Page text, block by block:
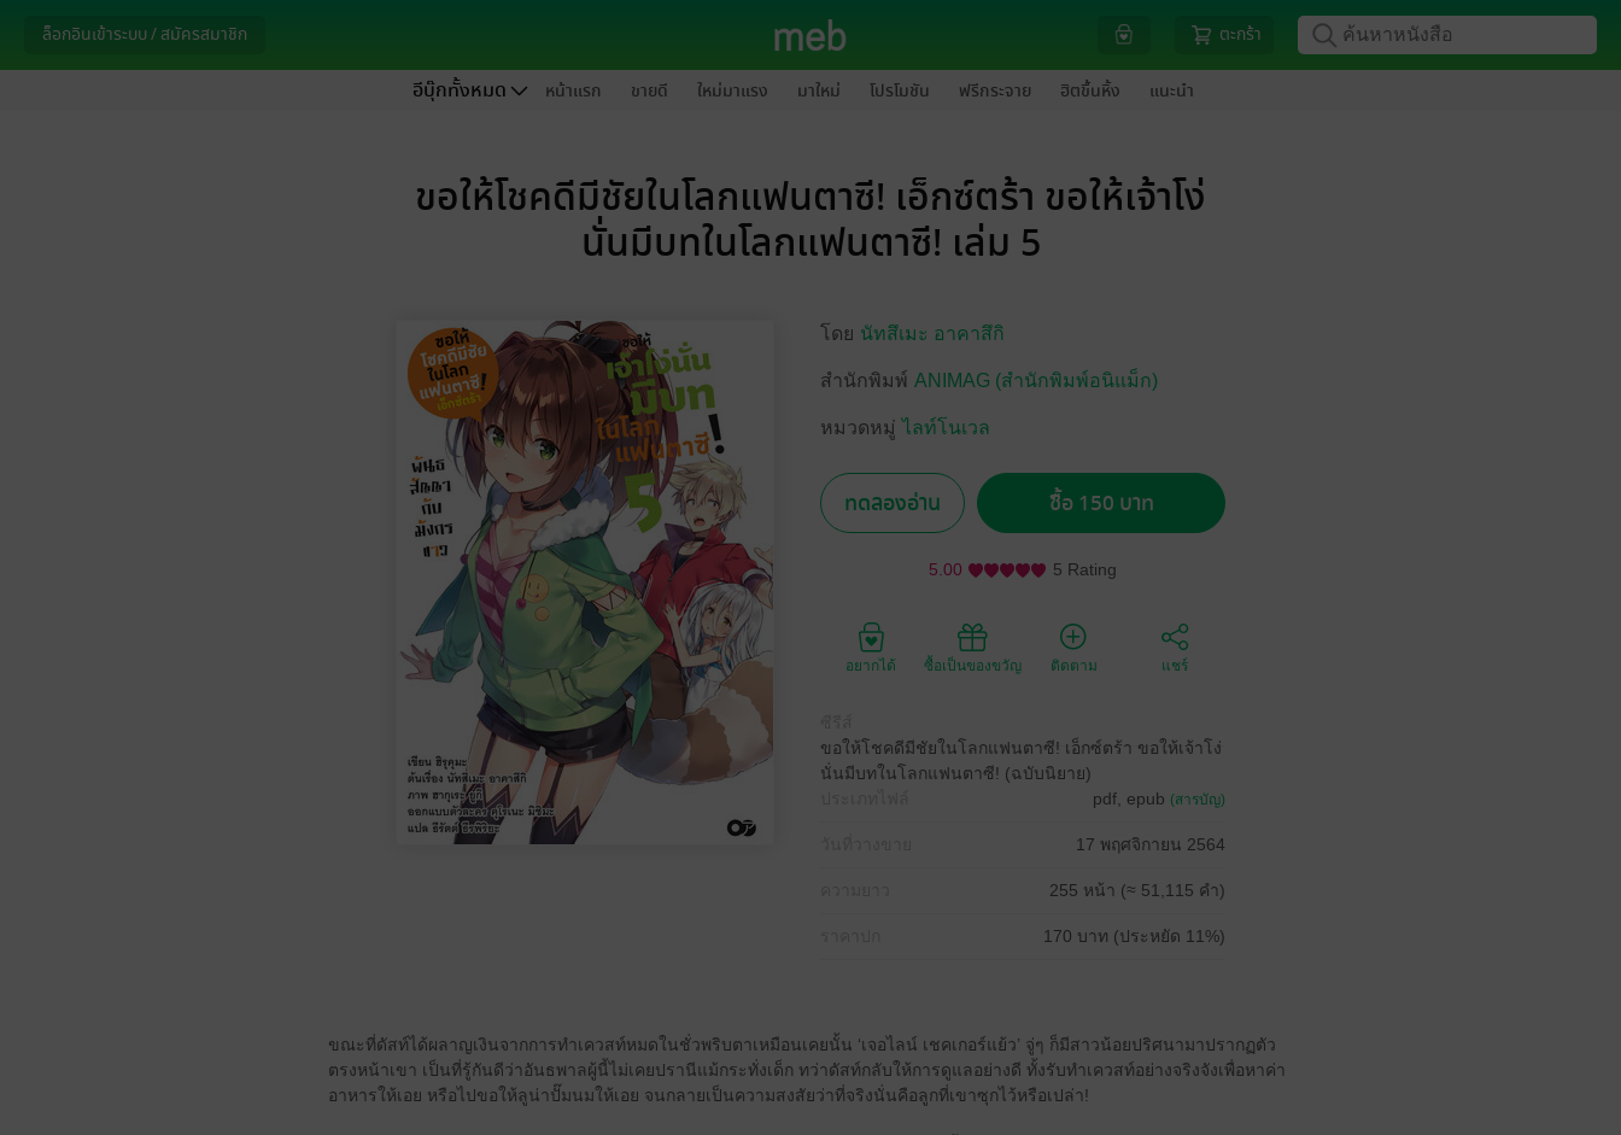
ล็อกอินเข้าระบบ / สมัครสมาชิก ตะกร้า
อีบุ๊กทั้งหมด หน้าแรก ขายดี ใหม่มาแรง มาใหม่ โปรโมชัน ฟรีกระจาย ฮิตขึ้นหิ้ง แนะนำ
ขอให้โชคดีมีชัยในโลกแฟนตาซี! เอ็กซ์ตร้า ขอให้เจ้าโง่
นั่นมีบทในโลกแฟนตาซี! เล่ม 5
โดย นัทสึเมะ อาคาสึกิ
สำนักพิมพ์ ANIMAG (สำนักพิมพ์อนิแม็ก)
หมวดหมู่ ไลท์โนเวล
ทดลองอ่าน ซื้อ 150 บาท
5.00 5 Rating
อยากได้ ซื้อเป็นของขวัญ ติดตาม แชร์
ขอให้โชคดีมีชัยในโลกแฟนตาซี! เอ็กซ์ตร้า ขอให้เจ้าโง่
นั่นมีบทในโลกแฟนตาซี! (ฉบับนิยาย)
pdf, epub (สารบัญ)
17 พฤศจิกายน 2564
255 หน้า (≈ 51,115 คำ)
170 บาท (ประหยัด 11%)
ขณะที่ดัสท์ได้ผลาญเงินจากการทำเควสท์หมดในชั่วพริบตาเหมือนเคยนั้น ‘เจอไลน์ เชคเกอร์แย้ว’ จู่ๆ ก็มีสาวน้อยปริศนามาปรากฏตัว
ตรงหน้าเขา เป็นที่รู้กันดีว่าอันธพาลผู้นี้ไม่เคยปรานีแม้กระทั่งเด็ก ทว่าดัสท์กลับให้การดูแลอย่างดี ทั้งรับทำเควสท์อย่างจริงจังเพื่อหาค่า
อาหารให้เอย หรือไปขอให้ลูน่าปั๊มนมให้เอย จนกลายเป็นความสงสัยว่าที่จริงนั่นคือลูกที่เขาซุกไว้หรือเปล่า!